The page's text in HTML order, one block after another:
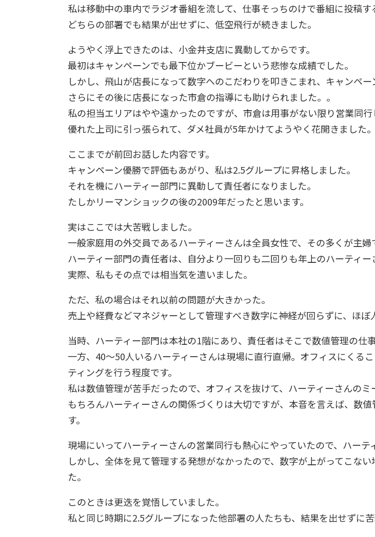
私は移動中の車内でラジオ番組を流して、仕事そっちのけで番組に投稿す
どちらの部署でも結果が出せずに、低空飛行が続きました。
ようやく浮上できたのは、小金井支店に異動してからです。
最初はキャンペーンでも最下位かブービーという悲惨な成績でした。
しかし、飛山が店長になって数字へのこだわりを叩きこまれ、キャンペー
さらにその後に店長になった市倉の指導にも助けられました。。
私の担当エリアはやや遠かったのですが、市倉は用事がない限り営業同
優れた上司に引っ張られて、ダメ社員が5年かけてようやく花開きました。
ここまでが前回お話した内容です。
キャンペーン優勝で評価もあがり、私は2.5グループに昇格しました。
それを機にハーティー部門に異動して責任者になりました。
たしかリーマンショックの後の2009年だったと思います。
実はここでは大苦戦しました。
一般家庭用の外交員であるハーティーさんは全員女性で、その多くが主婦
ハーティー部門の責任者は、自分より一回りも二回りも年上のハーティー
実際、私もその点では相当気を遣いました。
ただ、私の場合はそれ以前の問題が大きかった。
売上や経費などマネジャーとして管理すべき数字に神経が回らずに、ほぼ
当時、ハーティー部門は本社の1階にあり、責任者はそこで数値管理の仕
一方、40～50人いるハーティーさんは現場に直行直帰。オフィスにくる
ティングを行う程度です。
私は数値管理が苦手だったので、オフィスを抜けて、ハーティーさんのミ
もちろんハーティーさんの関係づくりは大切ですが、本音を言えば、数
す。
現場にいってハーティーさんの営業同行も熱心にやっていたので、ハーテ
しかし、全体を見て管理する発想がなかったので、数字が上がってこな
た。
このときは更迭を覚悟していました。
私と同じ時期に2.5グループになった他部署の人たちも、結果を出せずに